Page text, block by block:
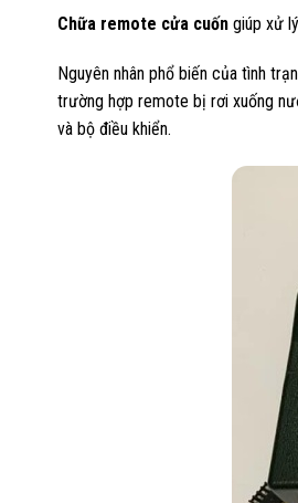
Chữa remote cửa cuốn giúp xử
Nguyên nhân phổ biến của tình
trường hợp remote bị rơi xuống
và bộ điều khiển.